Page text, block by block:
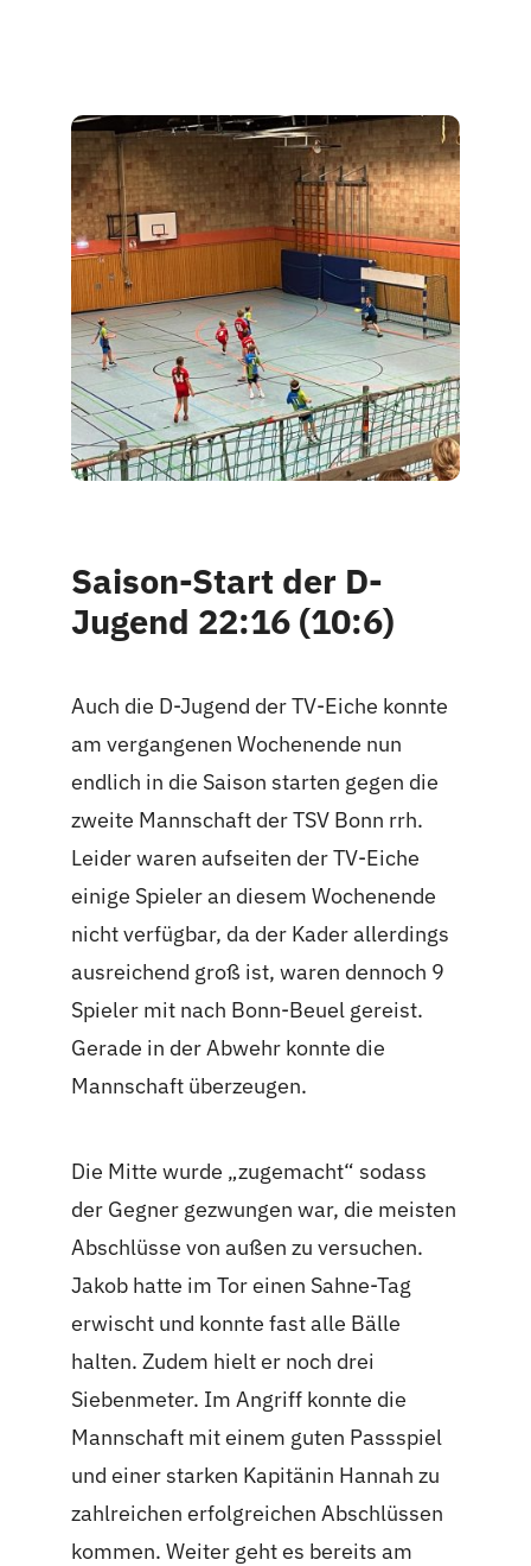
Saison-Start der D-
Jugend 22:16 (10:6)
Auch die D-Jugend der TV-Eiche konnte
am vergangenen Wochenende nun
endlich in die Saison starten gegen die
zweite Mannschaft der TSV Bonn rrh.
Leider waren aufseiten der TV-Eiche
einige Spieler an diesem Wochenende
nicht verfügbar, da der Kader allerdings
ausreichend groß ist, waren dennoch 9
Spieler mit nach Bonn-Beuel gereist.
Gerade in der Abwehr konnte die
Mannschaft überzeugen.
Die Mitte wurde „zugemacht“ sodass
der Gegner gezwungen war, die meisten
Abschlüsse von außen zu versuchen.
Jakob hatte im Tor einen Sahne-Tag
erwischt und konnte fast alle Bälle
halten. Zudem hielt er noch drei
Siebenmeter. Im Angriff konnte die
Mannschaft mit einem guten Passspiel
und einer starken Kapitänin Hannah zu
zahlreichen erfolgreichen Abschlüssen
kommen. Weiter geht es bereits am